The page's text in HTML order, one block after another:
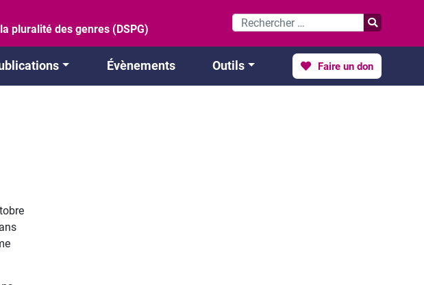
pluralité des genres (DSPG)
Évènements Outils Faire un don